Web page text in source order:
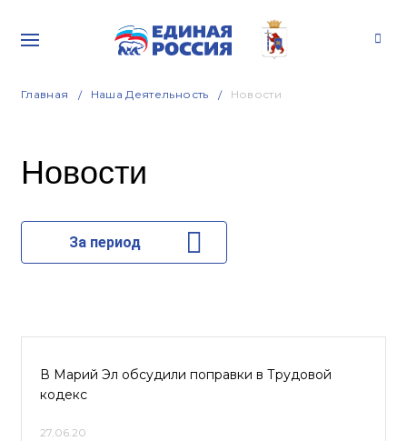
Главная Наша Деятельность Новости
Новости
За период
В Марий Эл обсудили поправки в Трудовой
кодекс
27.06.20